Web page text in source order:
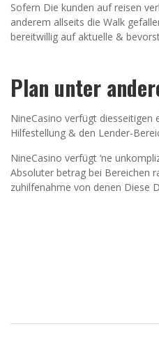
Sofern Die kunden auf reisen
anderem allseits die Walk
bereitwillig auf aktuelle &
Plan unter
NineCasino verfügt
Hilfestellung & den Lender-
NineCasino verfügt ‘ne
Absoluter betrag bei Bereichen
zuhilfenahme von denen Diese